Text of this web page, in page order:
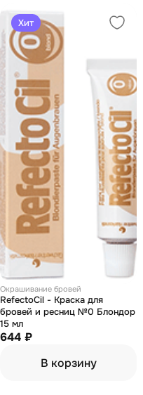
Хит
Окрашивание бровей
RefectoCil - Краска для
бровей и ресниц №0 Блондор
15 мл
644 ₽
В корзину